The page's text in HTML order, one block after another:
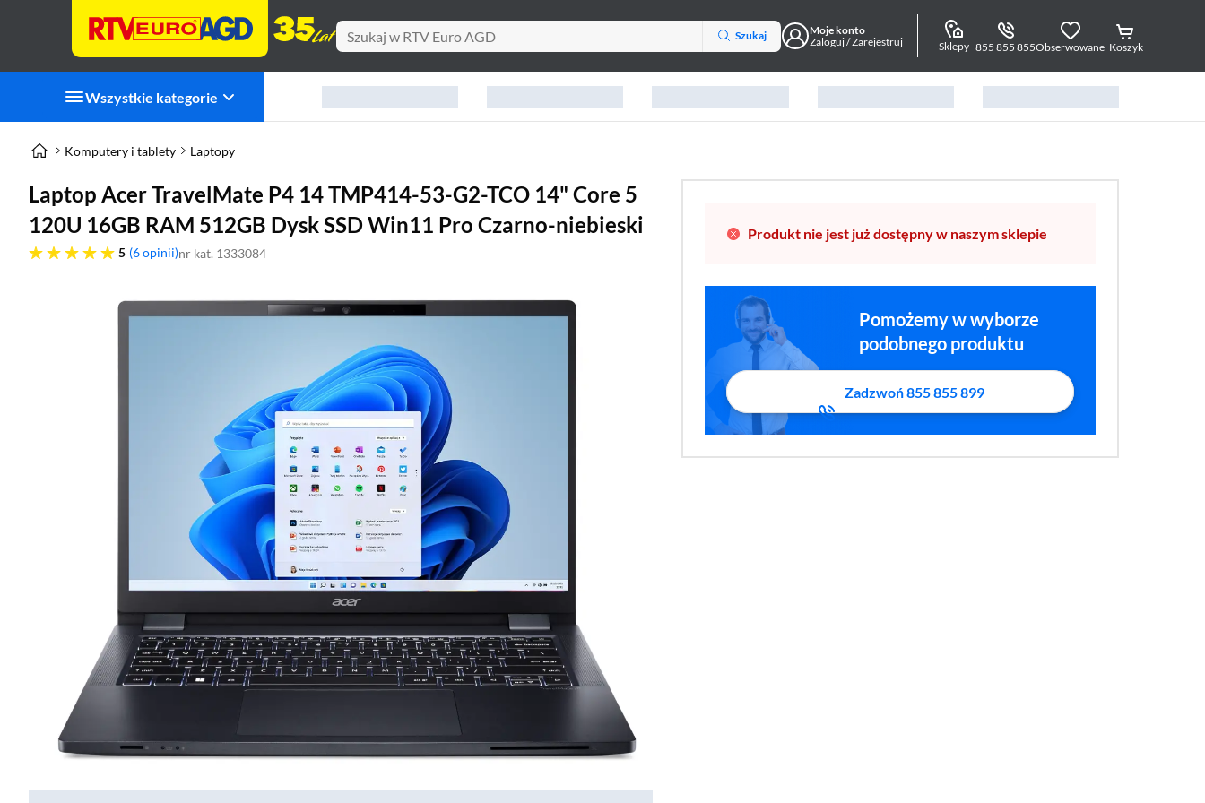
Szukaj
Moje konto
Zaloguj / Zarejestruj
Sklepy 855 855 855Obserwowane Koszyk
Wszystkie kategorie
Komputery i tablety Laptopy
Laptop Acer TravelMate P4 14 TMP414-53-G2-TCO 14" Core 5
120U 16GB RAM 512GB Dysk SSD Win11 Pro Czarno-niebieski
5
pięć gwiazdek 6 opinii nr kat. 1333084
Produkt nie jest już dostępny w naszym sklepie
Pomożemy w wyborze
podobnego produktu
Zadzwoń 855 855 899